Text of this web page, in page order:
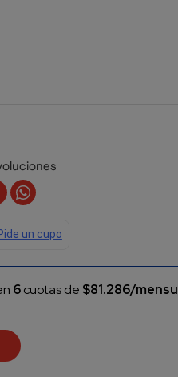
6cuotas de $81.286/